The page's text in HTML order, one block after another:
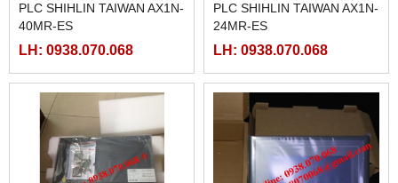
PLC SHIHLIN TAIWAN AX1N-
40MR-ES
LH: 0938.070.068
PLC SHIHLIN TAIWAN AX1N-
24MR-ES
LH: 0938.070.068